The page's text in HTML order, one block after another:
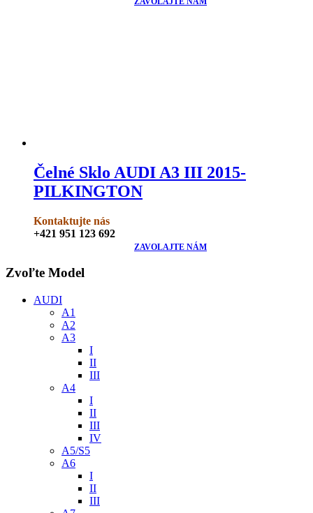
Čelné Sklo AUDI A3 III 2015-
PILKINGTON
Kontaktujte nás
+421 951 123 692
ZAVOLAJTE NÁM
Zvoľte Model
AUDI
A1
A2
A3
I
II
III
A4
I
II
III
IV
A5/S5
A6
I
II
III